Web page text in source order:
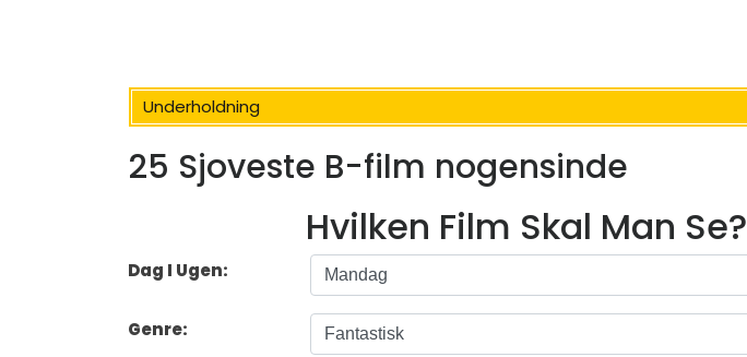
Underholdning
25 Sjoveste B-film nogensinde
Hvilken Film Skal Man Se?
Dag I Ugen:
Genre: